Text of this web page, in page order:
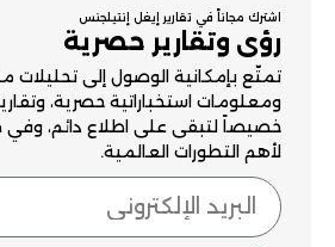
اشترك مجاناً في تقارير إيغل إنتيلجنس
رؤى وتقارير حصرية
تمتّع بإمكانية الوصول إلى تحليلات
ومعلومات استخباراتية حصرية،
خصيصاً لتبقى على اطلاع دائم، وفي
لأهم التطورات العالمية.